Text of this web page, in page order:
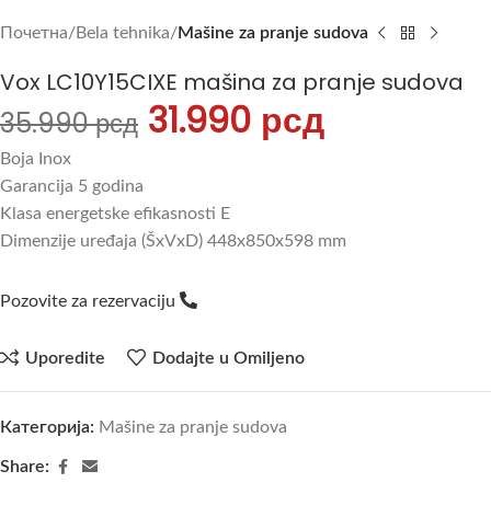
Почетна Bela tehnika Mašine za pranje sudova
Vox LC10Y15CIXE mašina za pranje sudova
35.990рсд 31.990 рсд
Boja Inox
Garancija 5 godina
Klasa energetske efikasnosti E
Dimenzije uređaja (ŠxVxD) 448x850x598 mm
Pozovite za rezervaciju
Uporedite Dodajte u Omiljeno
Категорија: Mašine za pranje sudova
Share: